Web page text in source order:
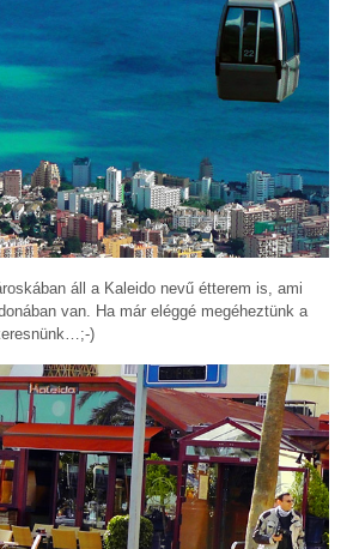
áll a Kaleido nevű étterem is, ami
van. Ha már eléggé megéheztünk a
)